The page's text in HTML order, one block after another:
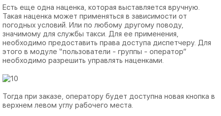
Есть еще одна наценка, которая выставляется вручную.
Такая наценка может применяться в зависимости от
погодных условий. Или по любому другому поводу,
значимому для службы такси. Для ее применения,
необходимо предоставить права доступа диспетчеру. Для
этого в модуле “пользователи - группы - оператор”
необходимо разрешить управлять наценками.
Тогда при заказе, оператору будет доступна новая кнопка в
верхнем левом углу рабочего места.